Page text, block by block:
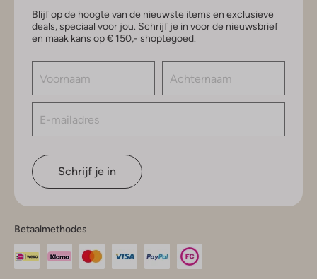
Blijf op de hoogte van de nieuwste items en exclusieve
deals, speciaal voor jou. Schrijf je in voor de nieuwsbrief
en maak kans op € 150,- shoptegoed.
Schrijf je in
Betaalmethodes